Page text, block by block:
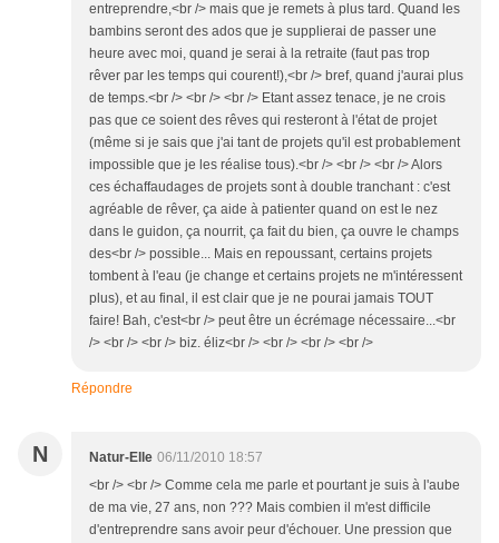
entreprendre,<br /> mais que je remets à plus tard. Quand les
bambins seront des ados que je supplierai de passer une
heure avec moi, quand je serai à la retraite (faut pas trop
rêver par les temps qui courent!),<br /> bref, quand j'aurai plus
de temps.<br /> <br /> <br /> Etant assez tenace, je ne crois
pas que ce soient des rêves qui resteront à l'état de projet
(même si je sais que j'ai tant de projets qu'il est probablement
impossible que je les réalise tous).<br /> <br /> <br /> Alors
ces échaffaudages de projets sont à double tranchant : c'est
agréable de rêver, ça aide à patienter quand on est le nez
dans le guidon, ça nourrit, ça fait du bien, ça ouvre le champs
des<br /> possible... Mais en repoussant, certains projets
tombent à l'eau (je change et certains projets ne m'intéressent
plus), et au final, il est clair que je ne pourai jamais TOUT
faire! Bah, c'est<br /> peut être un écrémage nécessaire...<br
/> <br /> <br /> biz. éliz<br /> <br /> <br /> <br />
Répondre
N Natur-Elle 06/11/2010 18:57
<br /> <br /> Comme cela me parle et pourtant je suis à l'aube
de ma vie, 27 ans, non ??? Mais combien il m'est difficile
d'entreprendre sans avoir peur d'échouer. Une pression que